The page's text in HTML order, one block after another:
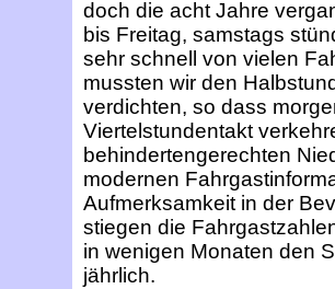
doch die acht Jahre
bis Freitag, samstags
sehr schnell von vielen
mussten wir den
verdichten, so dass
Viertelstundentakt
behindertengerechten
modernen
Aufmerksamkeit in der
stiegen die
in wenigen Monaten den
jährlich.